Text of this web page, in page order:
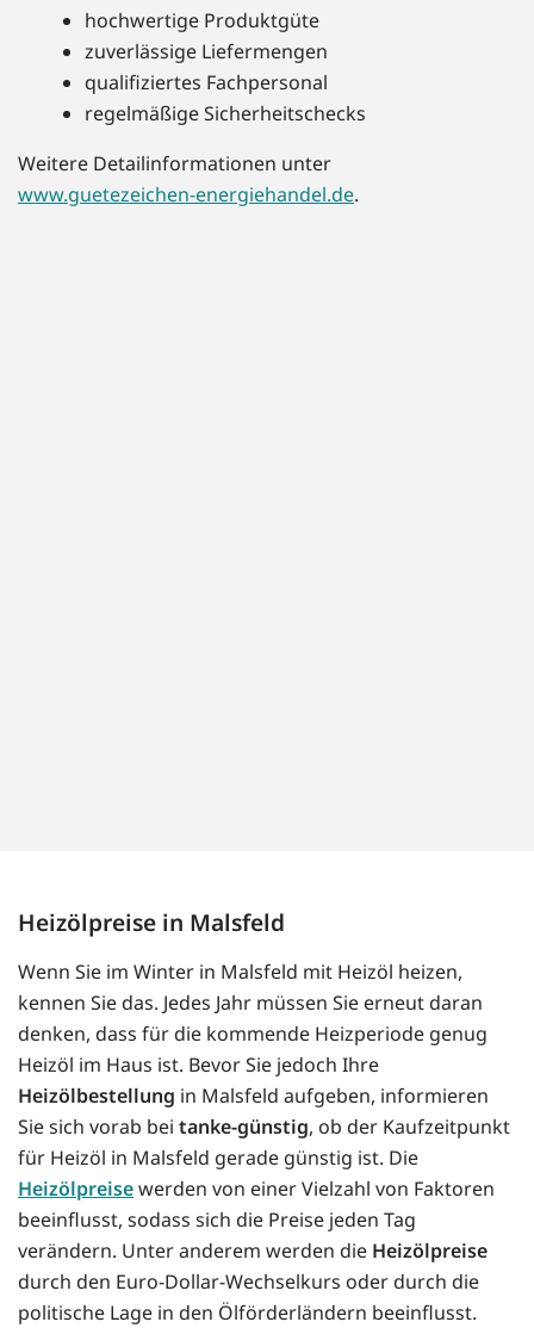
hochwertige Produktgüte
zuverlässige Liefermengen
qualifiziertes Fachpersonal
regelmäßige Sicherheitschecks
Weitere Detailinformationen unter
www.guetezeichen-energiehandel.de.
Heizölpreise in Malsfeld
Wenn Sie im Winter in Malsfeld mit Heizöl heizen,
kennen Sie das. Jedes Jahr müssen Sie erneut daran
denken, dass für die kommende Heizperiode genug
Heizöl im Haus ist. Bevor Sie jedoch Ihre
Heizölbestellung in Malsfeld aufgeben, informieren
Sie sich vorab bei tanke-günstig, ob der Kaufzeitpunkt
für Heizöl in Malsfeld gerade günstig ist. Die
Heizölpreisewerden von einer Vielzahl von Faktoren
beeinflusst, sodass sich die Preise jeden Tag
verändern. Unter anderem werden die Heizölpreise
durch den Euro-Dollar-Wechselkurs oder durch die
politische Lage in den Ölförderländern beeinflusst.